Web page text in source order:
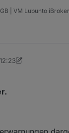
| VM Lubunto